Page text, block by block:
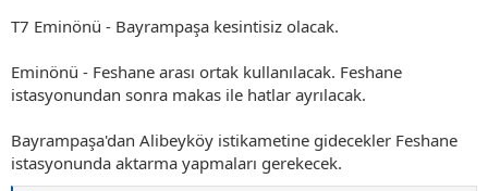
T7 Eminönü - Bayrampaşa kesintisiz olacak.
Eminönü - Feshane arası ortak kullanılacak. Feshane
istasyonundan sonra makas ile hatlar ayrılacak.
Bayrampaşa'dan Alibeyköy istikametine gidecekler Feshane
istasyonunda aktarma yapmaları gerekecek.